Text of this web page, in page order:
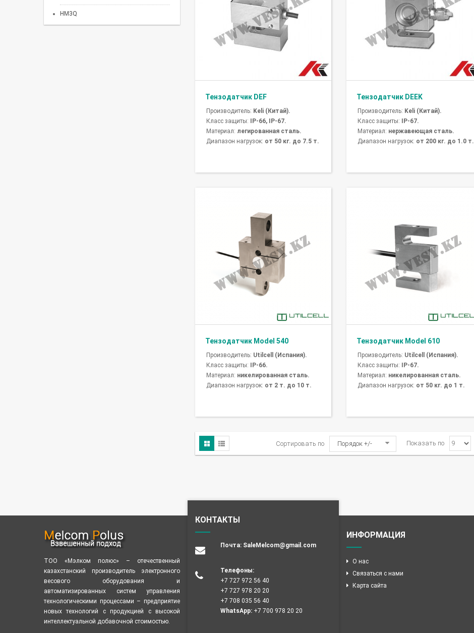
HM3Q
Тензодатчик DEF
Производитель: Keli (Китай).
Класс защиты:
IP-66, IP-67.
Материал: легированная сталь.
Диапазон нагрузок: от 50 кг. до 7.5 т.
Тензодатчик DEEK
Производитель: Keli (Китай).
Класс защиты:
IP-67.
Материал: нержавеющая сталь.
Диапазон нагрузок: от 200 кг. до 1.0 т.
Тензодатчик Model 540
Производитель: Utilcell (Испания).
Класс защиты:
IP-66.
Материал: никелированная сталь.
Диапазон нагрузок: от 2 т. до 10 т.
Тензодатчик Model 610
Производитель: Utilcell (Испания).
Класс защиты:
IP-67.
Материал: никелированная сталь.
Диапазон нагрузок: от 50 кг. до 1 т.
Сортировать по Порядок +/- Показать по
ТОО «Мэлком полюс» – отечественный
казахстанский производитель электронного
весового оборудования и
автоматизированных систем управления
технологическими процессами – предприятие
новых технологий с продукцией с высокой
интеллектуальной добавочной стоимостью.
КОНТАКТЫ
Почта: SaleMelcom@gmail.com
Телефоны:
+7 727 972 56 40
+7 727 978 20 20
+7 708 035 56 40
WhatsApp: +7 700 978 20 20
ИНФОРМАЦИЯ
О нас
Связаться с нами
Карта сайта